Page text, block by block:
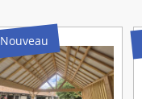
Nouveau